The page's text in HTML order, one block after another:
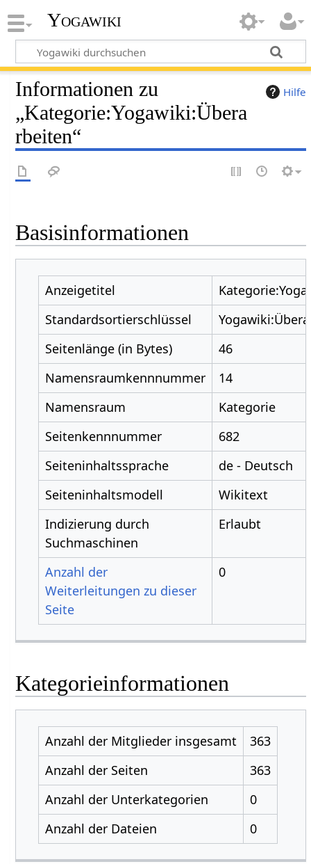
Yogawiki
Hilfe
Informationen zu
„Kategorie:Yogawiki:Übera
rbeiten“
Basisinformationen
Anzeigetitel
Standardsortierschlüssel
Seitenlänge (in Bytes)
46
Namensraumkennnummer
14
Namensraum
Kategorie
Seitenkennnummer
682
Seiteninhaltssprache
de - Deutsch
Seiteninhaltsmodell
Wikitext
Indizierung durch
Suchmaschinen
Erlaubt
Anzahl der
Weiterleitungen zu dieser
Seite
0
Kategorieinformationen
Anzahl der Mitglieder insgesamt
363
Anzahl der Seiten
363
Anzahl der Unterkategorien
0
Anzahl der Dateien
0